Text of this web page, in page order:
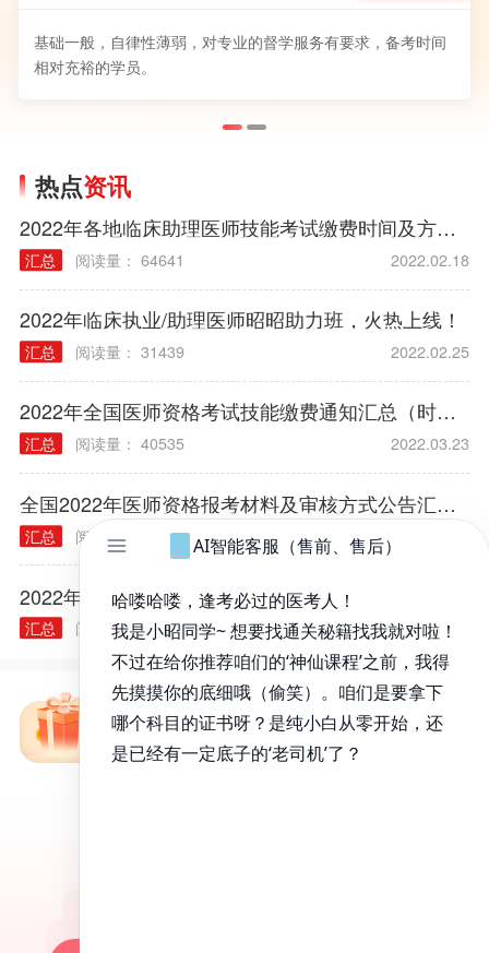
基础一般，自律性薄弱，对专业的督学服务有要求，备考时间
相对充裕的学员。
热点资讯
2022年各地临床助理医师技能考试缴费时间及方式汇总
汇总 阅读量： 64641 2022.02.18
2022年临床执业/助理医师昭昭助力班，火热上线！
汇总 阅读量： 31439 2022.02.25
2022年全国医师资格考试技能缴费通知汇总（时间/方式/标准）
汇总 阅读量： 40535 2022.03.23
全国2022年医师资格报考材料及审核方式公告汇总（各考区）
汇总 阅读量： 38839
2022年医师资格考试报名规定常见问题汇总
汇总 阅读量： 40314 2021.12.03
免费备考资料包